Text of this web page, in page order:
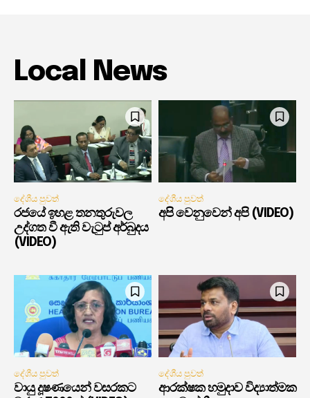
Local News
දේශීය පුවත්
රජයේ ඉහළ තනතුරුවල
උද්ගත වී ඇති වැටුප් අර්බුදය
(VIDEO)
දේශීය පුවත්
අපි වෙනුවෙන් අපි (VIDEO)
දේශීය පුවත්
වායු දූෂණයෙන් වසරකට
දේශීය පුවත්
ආරක්ෂක හමුදාව විද්‍යාත්මක